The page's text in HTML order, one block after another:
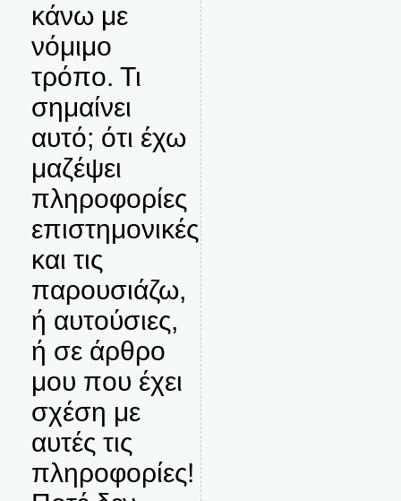
κάνω με
νόμιμο
τρόπο. Τι
σημαίνει
αυτό; ότι έχω
μαζέψει
πληροφορίες
επιστημονικές
και τις
παρουσιάζω,
ή αυτούσιες,
ή σε άρθρο
μου που έχει
σχέση με
αυτές τις
πληροφορίες!